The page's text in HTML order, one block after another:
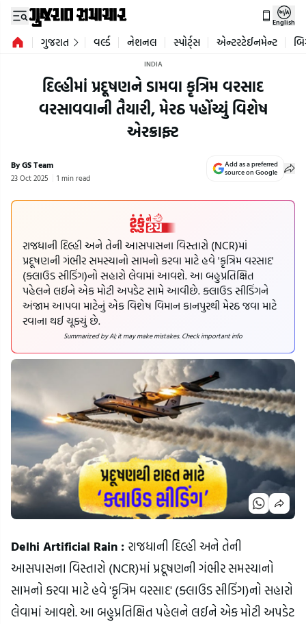
English
ગુજરાત વર્લ્ડ નેશનલ સ્પોર્ટ્સ એન્ટરટેઈનમેન્ટ
INDIA
દિલ્હીમાં પ્રદૂષણને ડામવા કૃત્રિમ વરસાદ
વરસાવવાની તૈયારી, મેરઠ પહોંચ્યું વિશેષ
એરક્રાફ્ટ
By GS Team
23 Oct 2025 1 min read
Add as a preferred
source on Google
રાજધાની દિલ્હી અને તેની આસપાસના વિસ્તારો (NCR)માં
પ્રદૂષણની ગંભીર સમસ્યાનો સામનો કરવા માટે હવે 'કૃત્રિમ વરસાદ'
(ક્લાઉડ સીડિંગ)નો સહારો લેવામાં આવશે. આ બહુપ્રતિક્ષિત
પહેલને લઈને એક મોટી અપડેટ સામે આવીછે. ક્લાઉડ સીડિંગને
અંજામ આપવા માટેનું એક વિશેષ વિમાન કાનપુરથી મેરઠ જવા માટે
રવાના થઈ ચૂક્યું છે.
Summarized by AI; it may make mistakes. Check important info
Delhi Artificial Rain :રાજધાની દિલ્હી અને તેની
આસપાસના વિસ્તારો (NCR)માં પ્રદૂષણની ગંભીર સમસ્યાનો
સામનો કરવા માટે હવે 'કૃત્રિમ વરસાદ' (ક્લાઉડ સીડિંગ)નો સહારો
લેવામાં આવશે. આ બહુપ્રતિક્ષિત પહેલને લઈને એક મોટી અપડેટ